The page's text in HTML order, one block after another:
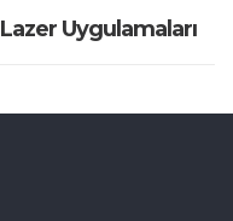
Lazer Uygulamaları